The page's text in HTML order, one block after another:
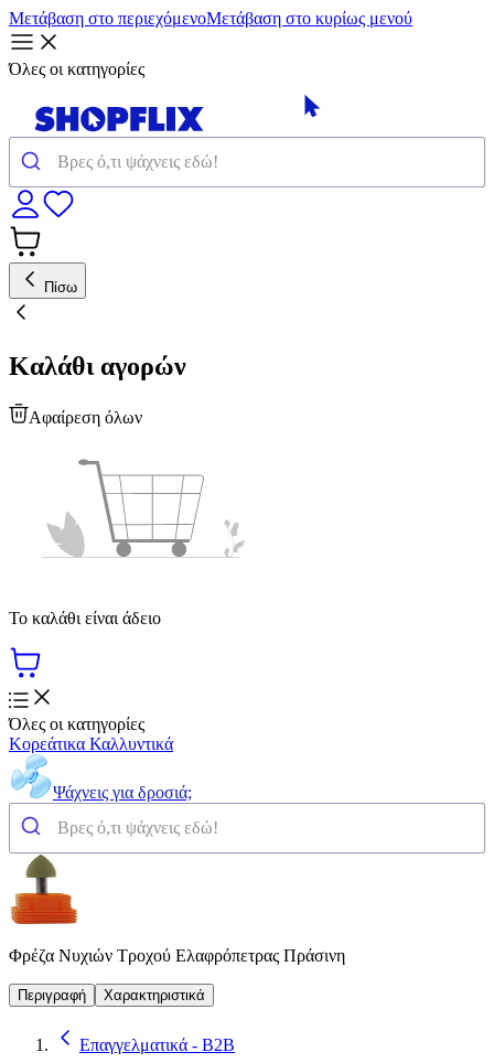
Μετάβαση στο περιεχόμενοΜετάβαση στο κυρίως μενού
Όλες οι κατηγορίες
Πίσω
Καλάθι αγορών
Αφαίρεση όλων
Το καλάθι είναι άδειο
Όλες οι κατηγορίες
Κορεάτικα Καλλυντικά
Ψάχνεις για δροσιά;
Φρέζα Νυχιών Τροχού Ελαφρόπετρας Πράσινη
Περιγραφή Χαρακτηριστικά
Επαγγελματικά - B2B